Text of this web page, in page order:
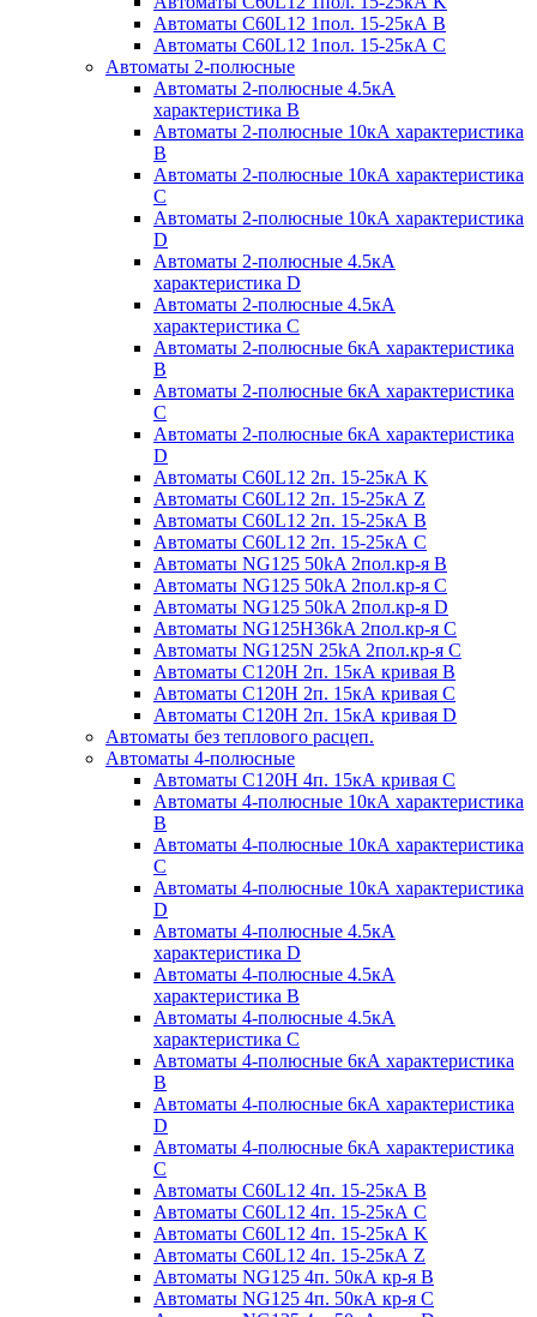
Автоматы С60L12 1пол. 15-25кА В
Автоматы С60L12 1пол. 15-25кА С
Автоматы 2-полюсные
Автоматы 2-полюсные 4.5кА
характеристика В
Автоматы 2-полюсные 10кА характеристика
B
Автоматы 2-полюсные 10кА характеристика
C
Автоматы 2-полюсные 10кА характеристика
D
Автоматы 2-полюсные 4.5кА
характеристика D
Автоматы 2-полюсные 4.5кА
характеристика С
Автоматы 2-полюсные 6кА характеристика
B
Автоматы 2-полюсные 6кА характеристика
C
Автоматы 2-полюсные 6кА характеристика
D
Автоматы C60L12 2п. 15-25кА K
Автоматы C60L12 2п. 15-25кА Z
Автоматы C60L12 2п. 15-25кА B
Автоматы C60L12 2п. 15-25кА C
Автоматы NG125 50kA 2пол.кр-я B
Автоматы NG125 50kA 2пол.кр-я C
Автоматы NG125 50kA 2пол.кр-я D
Автоматы NG125H36kA 2пол.кр-я C
Автоматы NG125N 25kA 2пол.кр-я C
Автоматы С120H 2п. 15кА кривая B
Автоматы С120H 2п. 15кА кривая C
Автоматы С120H 2п. 15кА кривая D
Автоматы без теплового расцеп.
Автоматы 4-полюсные
Автоматы С120H 4п. 15кА кривая C
Автоматы 4-полюсные 10кА характеристика
B
Автоматы 4-полюсные 10кА характеристика
C
Автоматы 4-полюсные 10кА характеристика
D
Автоматы 4-полюсные 4.5кА
характеристика D
Автоматы 4-полюсные 4.5кА
характеристика В
Автоматы 4-полюсные 4.5кА
характеристика С
Автоматы 4-полюсные 6кА характеристика
B
Автоматы 4-полюсные 6кА характеристика
D
Автоматы 4-полюсные 6кА характеристика
С
Автоматы C60L12 4п. 15-25кА B
Автоматы C60L12 4п. 15-25кА C
Автоматы C60L12 4п. 15-25кА K
Автоматы C60L12 4п. 15-25кА Z
Автоматы NG125 4п. 50кА кр-я B
Автоматы NG125 4п. 50кА кр-я C